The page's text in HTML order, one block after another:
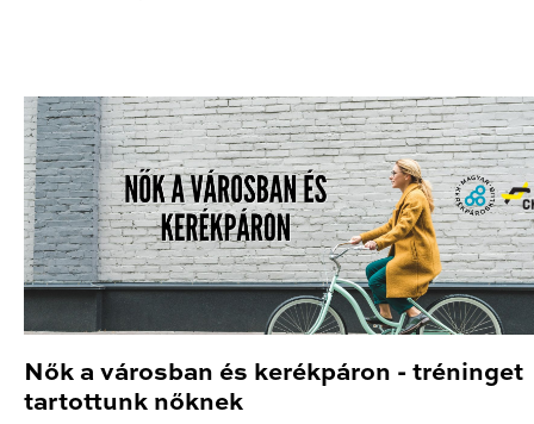
Nők a városban és kerékpáron - tréninget
tartottunk nőknek